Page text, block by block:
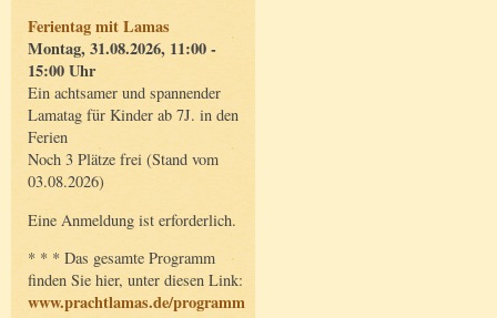
Ferientag mit Lamas
Montag, 31.08.2026, 11:00 -
15:00 Uhr
Ein achtsamer und spannender
Lamatag für Kinder ab 7J. in den
Ferien
Noch 3 Plätze frei (Stand vom
03.08.2026)
Eine Anmeldung ist erforderlich.
* * * Das gesamte Programm
finden Sie hier, unter diesen Link:
www.prachtlamas.de/programm